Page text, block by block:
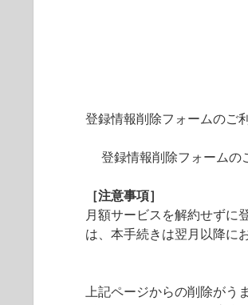
登録情報削除フォームのご
登録情報削除フォームの
［注意事項］
月額サービスを解約せずに
は、本手続きは翌月以降に
上記ページからの削除が